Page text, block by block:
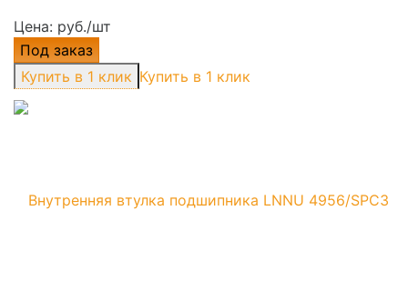
Цена: руб./шт
Под заказ
Купить в 1 клик